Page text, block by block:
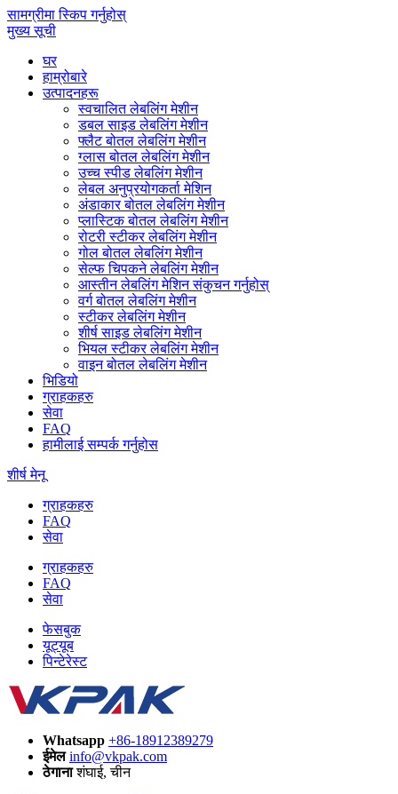
सामग्रीमा स्किप गर्नुहोस्
मुख्य सूची
घर
हाम्रोबारे
उत्पादनहरू
स्वचालित लेबलिंग मेशीन
डबल साइड लेबलिंग मेशीन
फ्लैट बोतल लेबलिंग मेशीन
ग्लास बोतल लेबलिंग मेशीन
उच्च स्पीड लेबलिंग मेशीन
लेबल अनुप्रयोगकर्ता मेशिन
अंडाकार बोतल लेबलिंग मेशीन
प्लास्टिक बोतल लेबलिंग मेशीन
रोटरी स्टीकर लेबलिंग मेशीन
गोल बोतल लेबलिंग मेशीन
सेल्फ चिपकने लेबलिंग मेशीन
आस्तीन लेबलिंग मेशिन संकुचन गर्नुहोस्
वर्ग बोतल लेबलिंग मेशीन
स्टीकर लेबलिंग मेशीन
शीर्ष साइड लेबलिंग मेशीन
भियल स्टीकर लेबलिंग मेशीन
वाइन बोतल लेबलिंग मेशीन
भिडियो
ग्राहकहरु
सेवा
FAQ
हामीलाई सम्पर्क गर्नुहोस
शीर्ष मेनू
ग्राहकहरु
FAQ
सेवा
ग्राहकहरु
FAQ
सेवा
फेसबुक
यूट्यूब
पिन्टेरेस्ट
Whatsapp +86-18912389279
ईमेल info@vkpak.com
ठेगानाशंघाई, चीन